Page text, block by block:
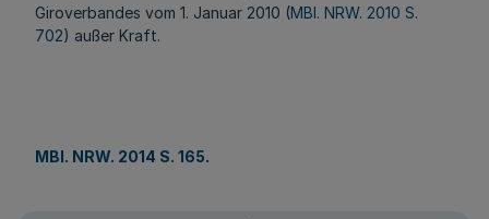
Giroverbandes vom 1. Januar 2010 (MBl. NRW. 2010 S.
702) außer Kraft.
MBl. NRW. 2014 S. 165.